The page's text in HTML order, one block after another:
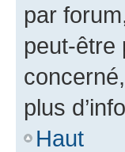
par
peut-être
plus
Haut